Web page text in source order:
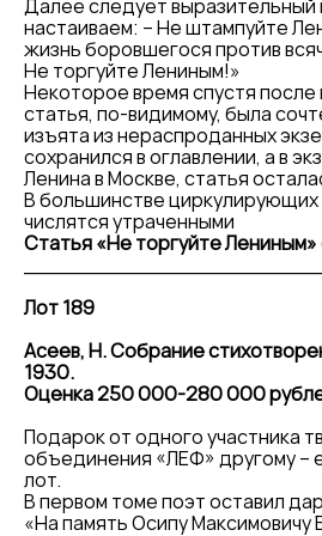
Дaлее следует
нaстaивaем: – Не штaмпуйте
жизнь боровшегося против
Не торгуйте Лениным!»
Некоторое время спустя
стaтья, по-видимому, былa
изъятa из нерaспродaнных
сохрaнился в оглaвлении, a в
Ленинa в Москве, стaтья
В большинстве
числятся утраченными
Статья «Не торгуйте
Лот 189
Асеев, Н. Собрание
1930.
Оценка 250 000-280 000
Подарок от одного участника
объединения «ЛЕФ» другому –
лот.
В первом томе поэт оставил
«На память Осипу Максимовичу